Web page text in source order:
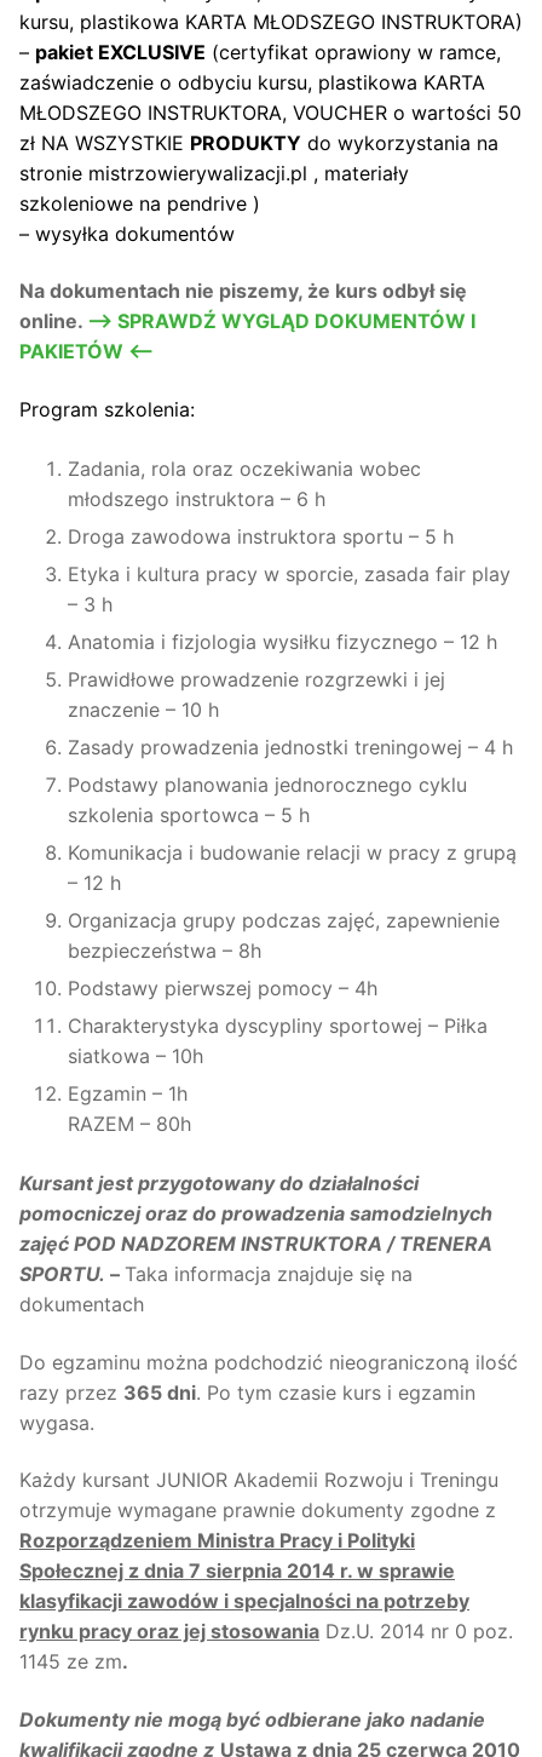
kursu, plastikowa KARTA MŁODSZEGO INSTRUKTORA)
– pakiet EXCLUSIVE (certyfikat oprawiony w ramce,
zaświadczenie o odbyciu kursu, plastikowa KARTA
MŁODSZEGO INSTRUKTORA, VOUCHER o wartości 50
zł NA WSZYSTKIE PRODUKTY do wykorzystania na
stronie mistrzowierywalizacji.pl , materiały
szkoleniowe na pendrive )
– wysyłka dokumentów
Na dokumentach nie piszemy, że kurs odbył się
online. –> SPRAWDŹ WYGLĄD DOKUMENTÓW I
PAKIETÓW <—
Program szkolenia:
Zadania, rola oraz oczekiwania wobec
młodszego instruktora – 6 h
Droga zawodowa instruktora sportu – 5 h
Etyka i kultura pracy w sporcie, zasada fair play
– 3 h
Anatomia i fizjologia wysiłku fizycznego – 12 h
Prawidłowe prowadzenie rozgrzewki i jej
znaczenie – 10 h
Zasady prowadzenia jednostki treningowej – 4 h
Podstawy planowania jednorocznego cyklu
szkolenia sportowca – 5 h
Komunikacja i budowanie relacji w pracy z grupą
– 12 h
Organizacja grupy podczas zajęć, zapewnienie
bezpieczeństwa – 8h
Podstawy pierwszej pomocy – 4h
Charakterystyka dyscypliny sportowej – Piłka
siatkowa – 10h
Egzamin – 1h
RAZEM – 80h
Kursant jest przygotowany do działalności
pomocniczej oraz do prowadzenia samodzielnych
zajęć POD NADZOREM INSTRUKTORA / TRENERA
SPORTU. – Taka informacja znajduje się na
dokumentach
Do egzaminu można podchodzić nieograniczoną ilość
razy przez 365 dni. Po tym czasie kurs i egzamin
wygasa.
Każdy kursant JUNIOR Akademii Rozwoju i Treningu
otrzymuje wymagane prawnie dokumenty zgodne z
Rozporządzeniem Ministra Pracy i Polityki
Społecznej z dnia 7 sierpnia 2014 r. w sprawie
klasyfikacji zawodów i specjalności na potrzeby
rynku pracy oraz jej stosowania Dz.U. 2014 nr 0 poz.
1145 ze zm.
Dokumenty nie mogą być odbierane jako nadanie
kwalifikacji zgodne z Ustawą z dnia 25 czerwca 2010